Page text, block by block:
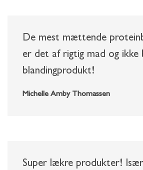
De mest mættende
er det af rigtig mad og ikke
blandingprodukt!
Michelle Amby Thomassen
Super lækre produkter!